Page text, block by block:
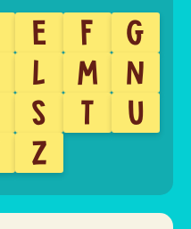
E F
G
L M
N
S T
U
Z